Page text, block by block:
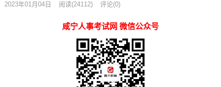
2023年01月04日 阅读(24112) 评论(0)
咸宁人事考试网 微信公众号